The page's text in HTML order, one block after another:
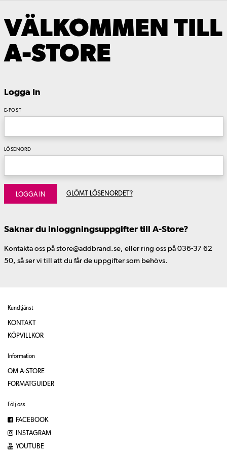
VÄLKOMMEN TILL
A-STORE
Logga In
E-POST
LÖSENORD
LOGGA IN GLÖMT LÖSENORDET?
Saknar du inloggningsuppgifter till A-Store?
Kontakta oss på store@addbrand.se, eller ring oss på 036-37 62
50, så ser vi till att du får de uppgifter som behövs.
Kundtjänst
KONTAKT
KÖPVILLKOR
Information
OM A-STORE
FORMATGUIDER
Följ oss
FACEBOOK
INSTAGRAM
YOUTUBE